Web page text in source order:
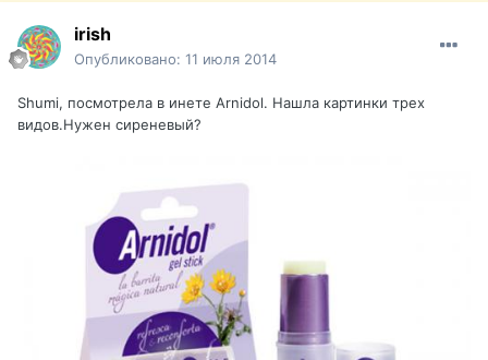
irish
Опубликовано: 11 июля 2014
Shumi, посмотрела в инете Arnidol. Нашла картинки трех
видов.Нужен сиреневый?